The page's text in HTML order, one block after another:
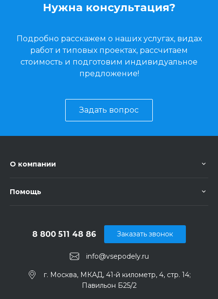
Нужна консультация?
Подробно расскажем о наших услугах, видах
работ и типовых проектах, рассчитаем
стоимость и подготовим индивидуальное
предложение!
Задать вопрос
О компании
Помощь
info@vsepodely.ru
8 800 511 48 86
г. Москва, МКАД, 41-й километр, 4, стр. 14;
Павильон Б25/2
Заказать звонок